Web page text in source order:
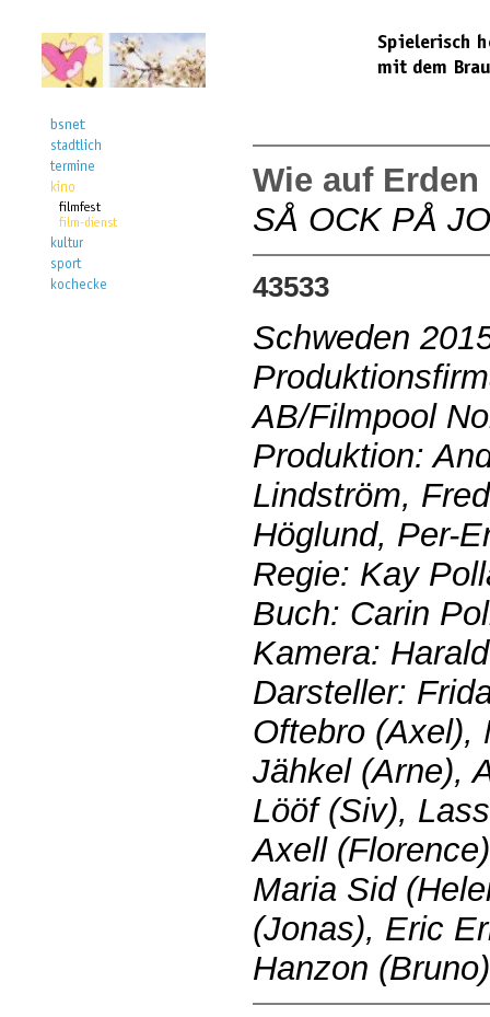
Wie auf Erden
SÅ OCK PÅ
43533
Schweden
AB/Filmpool
Produktion:
Lindström,
Höglund, Per-
Regie: Kay
Buch: Carin
Kamera:
Darsteller:
Oftebro (Axel),
Jähkel (Arne),
Lööf (Siv),
Axell
Maria Sid
(Jonas), Eric
Hanzon